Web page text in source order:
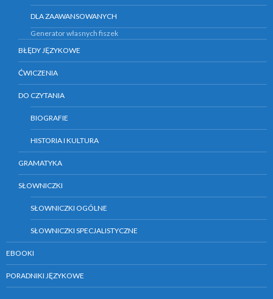
DLA ZAAWANSOWANYCH
Generator własnych fiszek
BŁĘDY JĘZYKOWE
ĆWICZENIA
DO CZYTANIA
BIOGRAFIE
HISTORIA I KULTURA
GRAMATYKA
SŁOWNICZKI
SŁOWNICZKI OGÓLNE
SŁOWNICZKI SPECJALISTYCZNE
EBOOKI
PORADNIKI JĘZYKOWE